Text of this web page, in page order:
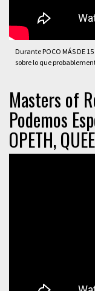
Durante POCO MÁS DE
sobre lo que
Masters of
Podemos
OPETH,